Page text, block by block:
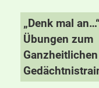
„Denk mal
Übungen zum
Ganzheitlichen